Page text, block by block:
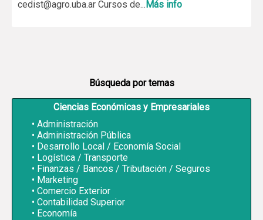
Búsqueda por temas
Ciencias Económicas y Empresariales
Administración
Administración Pública
Desarrollo Local / Economía Social
Logística / Transporte
Finanzas / Bancos / Tributación / Seguros
Marketing
Comercio Exterior
Contabilidad Superior
Economía
cedist@agro.uba.ar Cursos de... Más info